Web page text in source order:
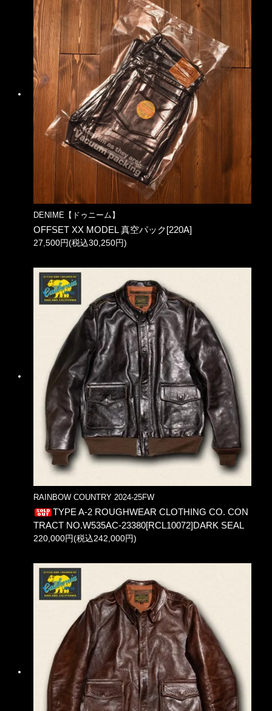
DENIME【ドゥニーム】
OFFSET XX MODEL 真空パック[220A]
27,500円(税込30,250円)
RAINBOW COUNTRY 2024-25FW
TYPE A-2 ROUGHWEAR CLOTHING CO. CON
TRACT NO.W535AC-23380[RCL10072]DARK SEAL
220,000円(税込242,000円)